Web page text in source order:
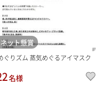
ネット懸賞
ぐりズム 蒸気めぐるアイマスク
名様